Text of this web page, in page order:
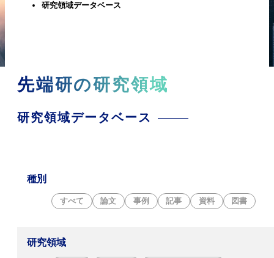
研究領域データベース
先端研の研究領域
研究領域データベース
種別
すべて 論文 事例 記事 資料 図書
研究領域